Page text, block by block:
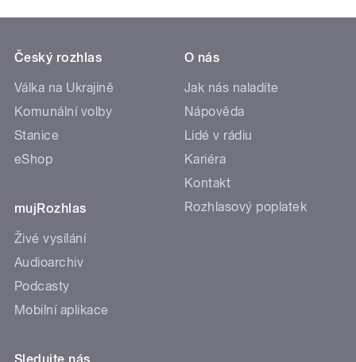
Český rozhlas
Válka na Ukrajině
Komunální volby
Stanice
eShop
mujRozhlas
Živé vysílání
Audioarchiv
Podcasty
Mobilní aplikace
O nás
Jak nás naladíte
Nápověda
Lidé v rádiu
Kariéra
Kontakt
Rozhlasový poplatek